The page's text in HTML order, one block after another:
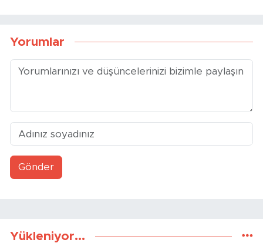
Yorumlar
Gönder
Yükleniyor...